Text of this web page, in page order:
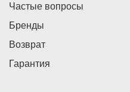
Частые вопросы
Бренды
Возврат
Гарантия